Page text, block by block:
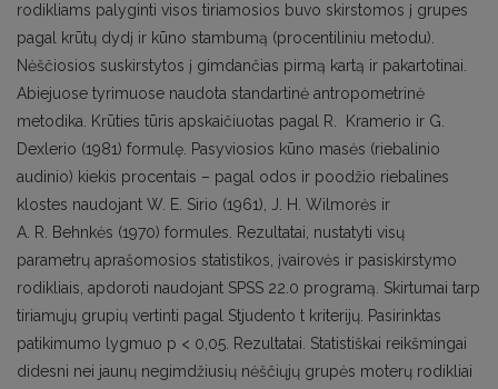
rodikliams palyginti visos tiriamosios buvo skirstomos į grupes
pagal krūtų dydį ir kūno stambumą (procentiliniu metodu).
Nėščiosios suskirstytos į gimdančias pirmą kartą ir pakartotinai.
Abiejuose tyrimuose naudota standartinė antropometrinė
metodika. Krūties tūris apskaičiuotas pagal R. Kramerio ir G.
Dexlerio (1981) formulę. Pasyviosios kūno masės (riebalinio
audinio) kiekis procentais – pagal odos ir poodžio riebalines
klostes naudojant W. E. Sirio (1961), J. H. Wilmorės ir
A. R. Behnkės (1970) formules. Rezultatai, nustatyti visų
parametrų aprašomosios statistikos, įvairovės ir pasiskirstymo
rodikliais, apdoroti naudojant SPSS 22.0 programą. Skirtumai tarp
tiriamųjų grupių vertinti pagal Stjudento t kriterijų. Pasirinktas
patikimumo lygmuo p < 0,05. Rezultatai. Statistiškai reikšmingai
didesni nei jaunų negimdžiusių nėščiųjų grupės moterų rodikliai